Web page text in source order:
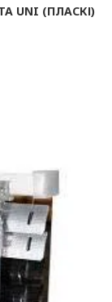
UNI (ПЛАСКІ)